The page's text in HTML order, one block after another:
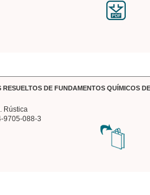
RESUELTOS DE FUNDAMENTOS QUÍMICOS
Rústica
9705-088-3